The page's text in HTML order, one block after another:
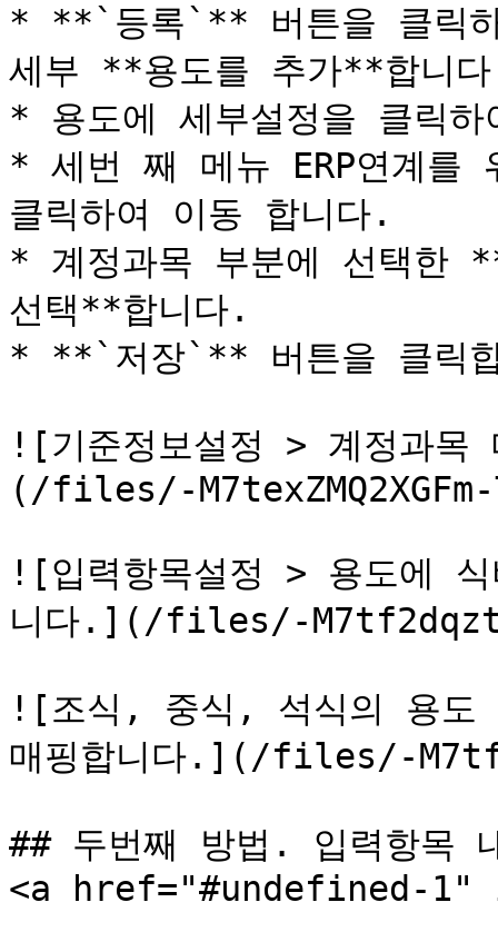
* **`등록`** 버튼을 클릭
세부 **용도를 추가**합니
* 용도에 세부설정을 클릭
* 세번 째 메뉴 ERP연계를
클릭하여 이동 합니다.
* 계정과목 부분에 선택한
선택**합니다.
* **`저장`** 버튼을 클릭
![기준정보설정 > 계정과목
(/files/-M7texZMQ2XGFm-
![입력항목설정 > 용도에
니다.](/files/-
![조식, 중식, 석식의 용도
매핑합니다.](/files/-
## 두번째 방법. 입력항목
<a href="#undefined-1"